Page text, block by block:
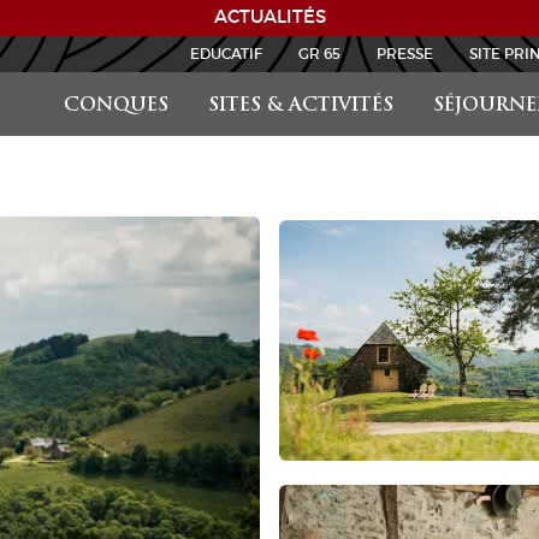
ACTUALITÉS
CONQUES SITES & ACTIVITÉS
EDUCATIF GR 65 PRESSE SITE